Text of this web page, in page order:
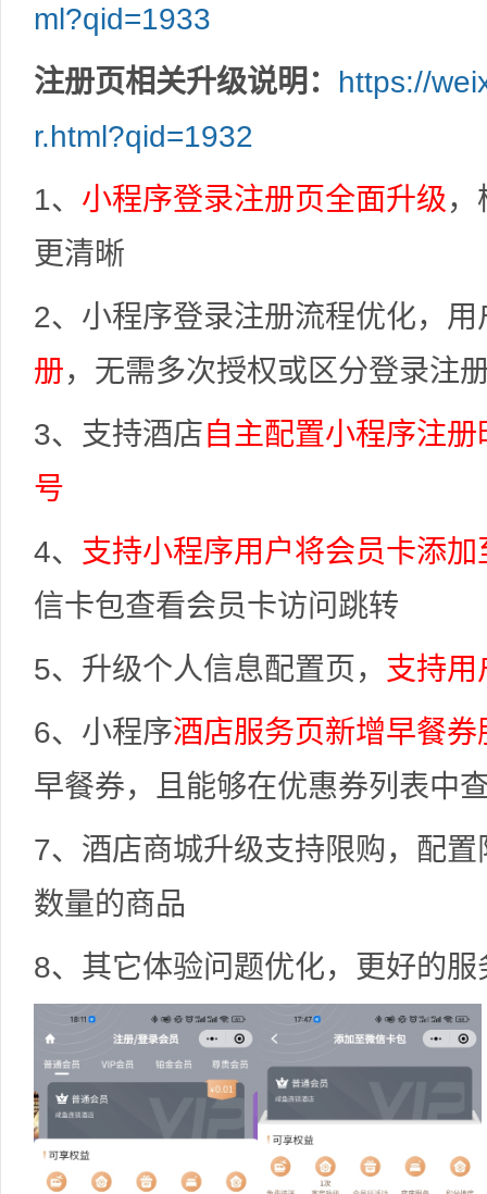
ml?qid=1933
注册页相关升级说明： https://
r.html?qid=1932
1、 小程序登录注册页全面升级
更清晰
2、小程序登录注册流程优化，用
册，无需多次授权或区分登录注
3、支持酒店自主配置小程序注
号
4、 支持小程序用户将会员卡添
信卡包查看会员卡访问跳转
5、升级个人信息配置页， 支持用
6、小程序酒店服务页新增早餐券
早餐券，且能够在优惠券列表中
7、酒店商城升级支持限购，配
数量的商品
8、其它体验问题优化，更好的服